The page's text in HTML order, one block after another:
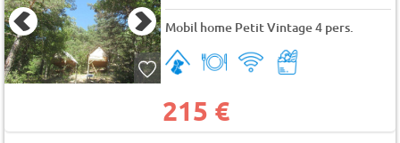
Mobil home Petit Vintage 4 pers.
215 €